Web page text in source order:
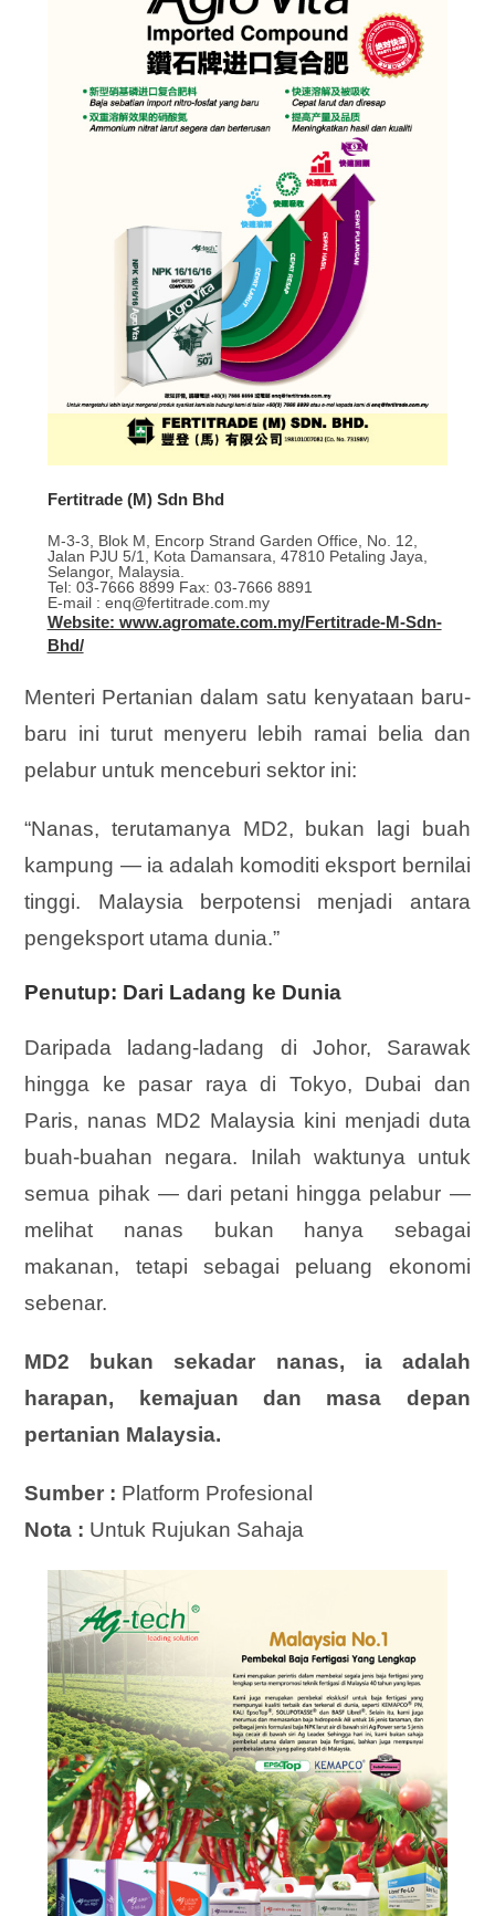
Fertitrade (M) Sdn Bhd
M-3-3, Blok M, Encorp Strand Garden Office, No. 12,
Jalan PJU 5/1, Kota Damansara, 47810 Petaling Jaya,
Selangor, Malaysia.
Tel: 03-7666 8899 Fax: 03-7666 8891
E-mail : enq@fertitrade.com.my
Website: www.agromate.com.my/Fertitrade-M-Sdn-
Bhd/
Menteri Pertanian dalam satu kenyataan baru-
baru ini turut menyeru lebih ramai belia dan
pelabur untuk menceburi sektor ini:
“Nanas, terutamanya MD2, bukan lagi buah
kampung — ia adalah komoditi eksport bernilai
tinggi. Malaysia berpotensi menjadi antara
pengeksport utama dunia.”
Penutup: Dari Ladang ke Dunia
Daripada ladang-ladang di Johor, Sarawak
hingga ke pasar raya di Tokyo, Dubai dan
Paris, nanas MD2 Malaysia kini menjadi duta
buah-buahan negara. Inilah waktunya untuk
semua pihak — dari petani hingga pelabur —
melihat nanas bukan hanya sebagai
makanan, tetapi sebagai peluang ekonomi
sebenar.
MD2 bukan sekadar nanas, ia adalah
harapan, kemajuan dan masa depan
pertanian Malaysia.
Sumber : Platform Profesional
Nota : Untuk Rujukan Sahaja